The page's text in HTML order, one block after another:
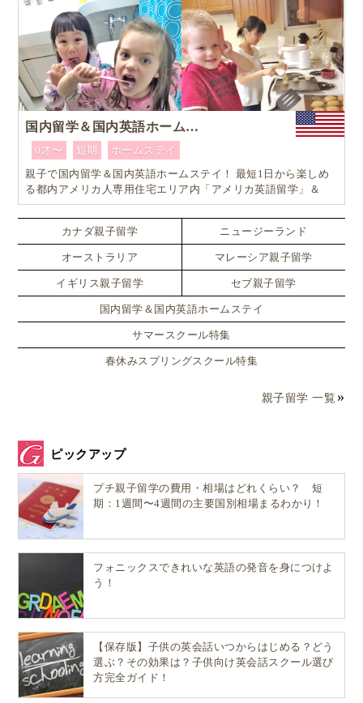
国内留学＆国内英語ホームステイ
0才〜 短期
ホームステイ
親子で国内留学＆国内英語ホームステイ！ 最短1日から楽しめ
る都内アメリカ人専用住宅エリア内「アメリカ英語留学」＆
「ホームステイ体験」プログラム！
カナダ親子留学 ニュージーランド
オーストラリア マレーシア親子留学
イギリス親子留学 セブ親子留学
国内留学＆国内英語ホームステイ
サマースクール特集
春休みスプリングスクール特集
親子留学 一覧
ピックアップ
プチ親子留学の費用・相場はどれくらい？ 短
期：1週間〜4週間の主要国別相場まるわかり！
フォニックスできれいな英語の発音を身につけよ
う！
【保存版】子供の英会話いつからはじめる？どう
選ぶ？その効果は？子供向け英会話スクール選び
方完全ガイド！